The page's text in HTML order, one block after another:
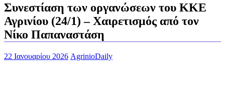
Συνεστίαση των οργανώσεων του ΚΚΕ
Αγρινίου (24/1) – Χαιρετισμός από τον
Νίκο Παπαναστάση
22 Ιανουαρίου 2026 AgrinioDaily